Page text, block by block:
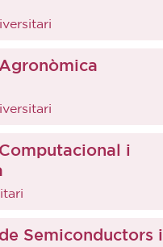
i
Semiconductors i